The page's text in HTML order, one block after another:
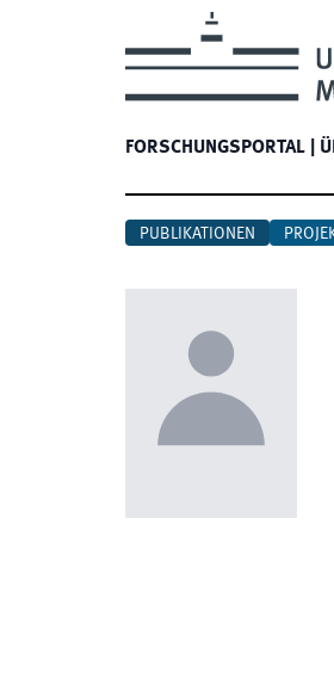
FORSCHUNGSPORTAL
PUBLIKATIONEN